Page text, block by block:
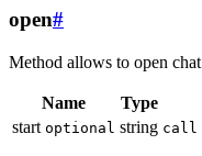
open#
Method allows to open
Name Type
start optional string call